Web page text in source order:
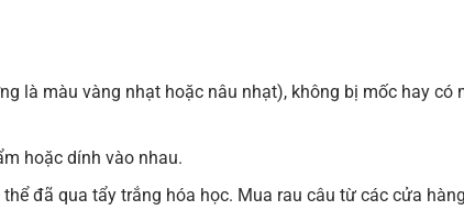
là màu vàng nhạt hoặc nâu nhạt), không bị mốc hay có
hoặc dính vào nhau.
đã qua tẩy trắng hóa học. Mua rau câu từ các cửa hàng